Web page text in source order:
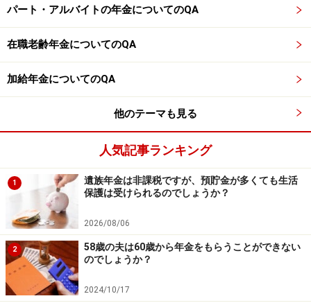
監修・文／深川 弘恵（ファイナンシャルプランナー）
い。
投資や資産運用に関する最終的なご判断はご自身の責任において
行ってください。
掲載情報の正確性・完全性については十分に配慮しております
が、その内容を保証するものではなく、これに基づく損失・損害
などについて当社は一切の責任を負いません。
最新の情報や詳細については、必ず各金融機関やサービス提供者
の公式情報をご確認ください。
【編集部からのお知らせ】
・「家計」について、 アンケート（2026/8/31まで）を実施
中です！
※抽選で20名にAmazonギフト券1000円分プレゼント
※謝礼付きの限定アンケートやモニター企画に参加が可能に
なります
パート・アルバイトの年金についてのQA
在職老齢年金についてのQA
加給年金についてのQA
他のテーマも見る
人気記事ランキング
1
遺族年金は非課税ですが、預貯金が多くても生活
保護は受けられるのでしょうか？
2026/08/06
2
58歳の夫は60歳から年金をもらうことができない
のでしょうか？
2024/10/17